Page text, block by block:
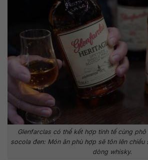
Glenfarclas có thể kết hợp tinh tế cùng
socola đen: Món ăn phù hợp sẽ tôn lên chiều
dòng whisky.